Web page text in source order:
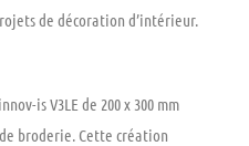
de décoration d’intérieur.
is V3LE de 200 x 300 mm
broderie. Cette création